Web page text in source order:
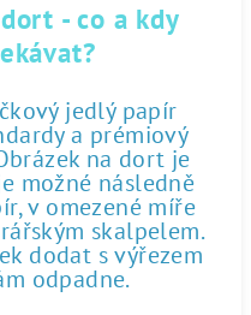
- co a kdy
jedlý papír
a prémiový
na dort je
možné následně
v omezené míře
skalpelem.
dodat s výřezem
odpadne.